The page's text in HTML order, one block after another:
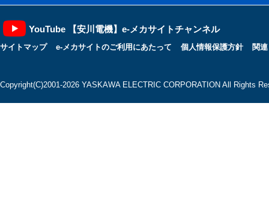
YouTube 【安川電機】e-メカサイトチャンネル
サイトマップ e-メカサイトのご利用にあたって 個人情報保護方針 関
Copyright(C)2001‐2026 YASKAWA ELECTRIC CORPORATION All Rights